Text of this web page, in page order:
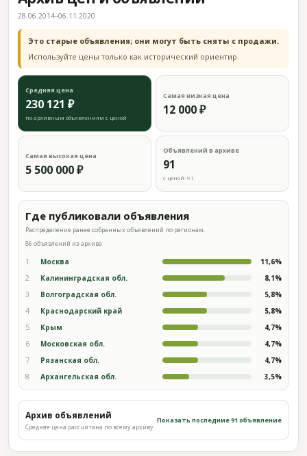
28.06.2014–06.11.2020
Это старые объявления; они могут быть сняты с продажи.
Используйте цены только как исторический ориентир.
Средняя цена
230 121 ₽
по архивным объявлениям с ценой
Самая низкая цена
12 000 ₽
Самая высокая цена
5 500 000 ₽
Объявлений в архиве
91
с ценой: 91
Где публиковали объявления
Распределение ранее собранных объявлений по регионам.
86 объявлений из архива
1 Москва 11,6%
2 Калининградская обл. 8,1%
3 Волгоградская обл. 5,8%
4 Краснодарский край 5,8%
5 Крым 4,7%
6 Московская обл. 4,7%
7 Рязанская обл. 4,7%
8 Архангельская обл. 3,5%
Архив объявлений
Средняя цена рассчитана по всему архиву
Показать последние 91 объявление